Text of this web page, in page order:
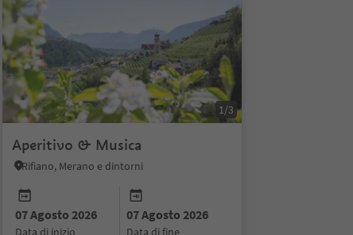
1/3
Aperitivo & Musica
Rifiano, Merano e dintorni
07 Agosto 2026
data di inizio
07 Agosto 2026
data di fine